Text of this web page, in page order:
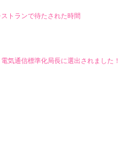
トランで待たされた時間
気通信標準化局長に選出されました！